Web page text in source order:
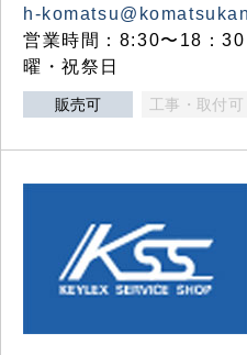
h-
営業時間：8:30〜18：
曜・祝祭日
販売可 工事・取付可